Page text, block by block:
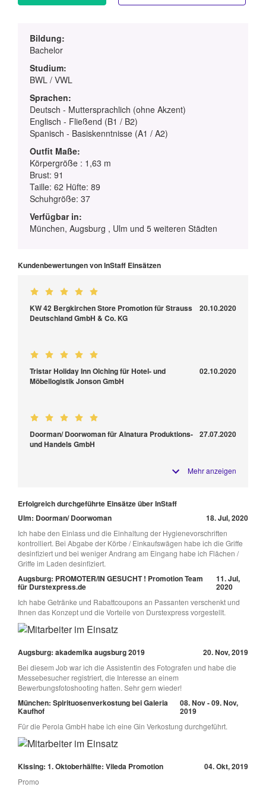
Bildung:
Bachelor
Studium:
BWL / VWL
Sprachen:
Deutsch - Muttersprachlich (ohne Akzent)
Englisch - Fließend (B1 / B2)
Spanisch - Basiskenntnisse (A1 / A2)
Outfit Maße:
Körpergröße : 1,63 m
Brust: 91
Taille: 62 Hüfte: 89
Schuhgröße: 37
Verfügbar in:
München, Augsburg , Ulm und 5 weiteren Städten
Kundenbewertungen von InStaff Einsätzen
KW 42 Bergkirchen Store Promotion für Strauss
Deutschland GmbH & Co. KG
20.10.2020
Tristar Holiday Inn Olching für Hotel- und
Möbellogistik Jonson GmbH
02.10.2020
Doorman/ Doorwoman für Alnatura Produktions-
und Handels GmbH
27.07.2020
Mehr anzeigen
Erfolgreich durchgeführte Einsätze über InStaff
Ulm: Doorman/ Doorwoman
18. Jul, 2020
Ich habe den Einlass und die Einhaltung der Hygienevorschriften
kontrolliert. Bei Abgabe der Körbe / Einkaufswägen habe ich die Griffe
desinfiziert und bei weniger Andrang am Eingang habe ich Flächen /
Griffe im Laden desinfiziert.
Augsburg: PROMOTER/IN GESUCHT ! Promotion Team
für Durstexpress.de
11. Jul,
2020
Ich habe Getränke und Rabattcoupons an Passanten verschenkt und
Ihnen das Konzept und die Vorteile von Durstexpress vorgestellt.
Augsburg: akademika augsburg 2019 20. Nov, 2019
Bei diesem Job war ich die Assistentin des Fotografen und habe die
Messebesucher registriert, die Interesse an einem
Bewerbungsfotoshooting hatten. Sehr gern wieder!
München: Spirituosenverkostung bei Galeria
Kaufhof
08. Nov - 09. Nov,
2019
Für die Perola GmbH habe ich eine Gin Verkostung durchgeführt.
Kissing: 1. Oktoberhälfte: Vileda Promotion 04. Okt, 2019
Promo